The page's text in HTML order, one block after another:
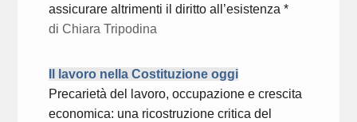
assicurare altrimenti il diritto all’esistenza *
di Chiara Tripodina
Il lavoro nella Costituzione oggi
Precarietà del lavoro, occupazione e crescita
economica: una ricostruzione critica del